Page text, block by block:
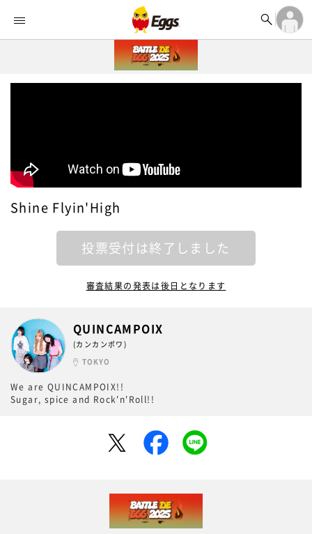


ランキング 
記事 

ログイン
アカウント登録
Shine Flyin'High
投票受付は終了しました
審査結果の発表は後日となります
QUINCAMPOIX
(カンカンポワ)
TOKYO
We are QUINCAMPOIX!!
Sugar, spice and Rock'n'Roll!!